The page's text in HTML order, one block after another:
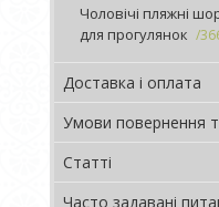
Чоловічі пляжні
для прогулянок
Доставка і оплата
Умови повернення
Статті
Часто задавані